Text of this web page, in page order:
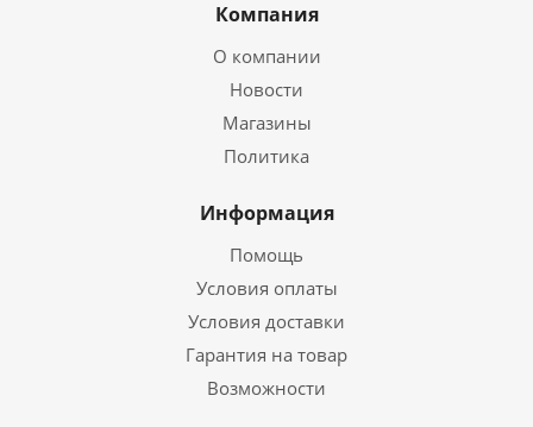
Компания
О компании
Новости
Магазины
Политика
Информация
Помощь
Условия оплаты
Условия доставки
Гарантия на товар
Возможности